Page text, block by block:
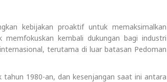
kebijakan proaktif untuk memaksimalkan
kembali dukungan bagi industri
terutama di luar batasan Pedoman
1980-an, dan kesenjangan saat ini antara